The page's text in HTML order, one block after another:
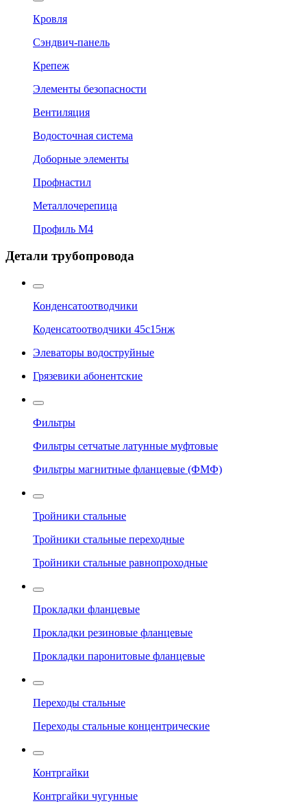
Кровля
Сэндвич-панель
Крепеж
Элементы безопасности
Вентиляция
Водосточная система
Доборные элементы
Профнастил
Металлочерепица
Профиль М4
Детали трубопровода
Конденсатоотводчики
Коденсатоотводчики 45с15нж
Элеваторы водоструйные
Грязевики абонентские
Фильтры
Фильтры сетчатые латунные муфтовые
Фильтры магнитные фланцевые (ФМФ)
Тройники стальные
Тройники стальные переходные
Тройники стальные равнопроходные
Прокладки фланцевые
Прокладки резиновые фланцевые
Прокладки паронитовые фланцевые
Переходы стальные
Переходы стальные концентрические
Контргайки
Контргайки чугунные